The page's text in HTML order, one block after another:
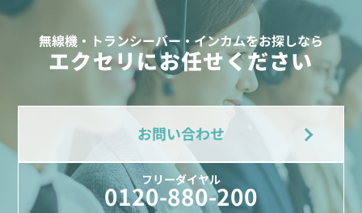
無線機・トランシーバー・インカムをお探しなら
エクセリにお任せください
お問い合わせ
フリーダイヤル
0120-880-200